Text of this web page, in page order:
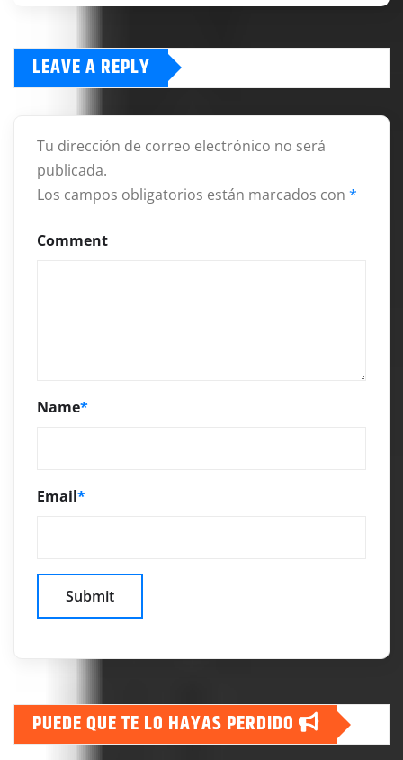
LEAVE A REPLY
Tu dirección de correo electrónico no será
publicada.
Los campos obligatorios están marcados con *
Comment
Name*
Email*
PUEDE QUE TE LO HAYAS PERDIDO